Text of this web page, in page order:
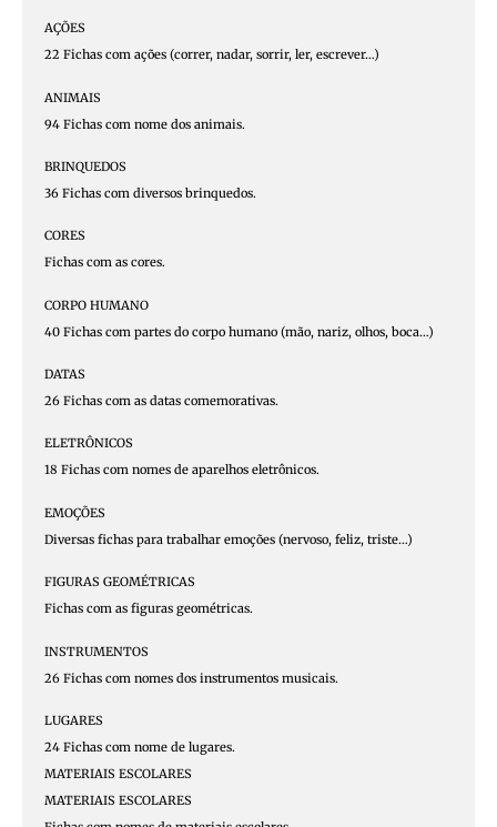
AÇÕES
22 Fichas com ações (correr, nadar, sorrir, ler, escrever…)
ANIMAIS
94 Fichas com nome dos animais.
BRINQUEDOS
36 Fichas com diversos brinquedos.
CORES
Fichas com as cores.
CORPO HUMANO
40 Fichas com partes do corpo humano (mão, nariz, olhos, boca…)
DATAS
26 Fichas com as datas comemorativas.
ELETRÔNICOS
18 Fichas com nomes de aparelhos eletrônicos.
EMOÇÕES
Diversas fichas para trabalhar emoções (nervoso, feliz, triste…)
FIGURAS GEOMÉTRICAS
Fichas com as figuras geométricas.
INSTRUMENTOS
26 Fichas com nomes dos instrumentos musicais.
LUGARES
24 Fichas com nome de lugares.
MATERIAIS ESCOLARES​
MATERIAIS ESCOLARES